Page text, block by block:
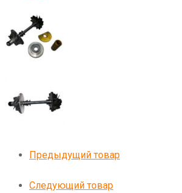
Предыдущий товар
Следующий товар